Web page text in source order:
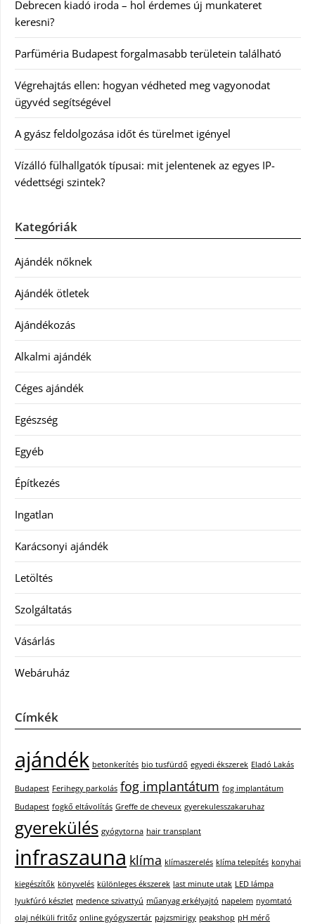
Debrecen kiadó iroda – hol érdemes új munkateret
keresni?
Parfüméria Budapest forgalmasabb területein található
Végrehajtás ellen: hogyan védheted meg vagyonodat
ügyvéd segítségével
A gyász feldolgozása időt és türelmet igényel
Vízálló fülhallgatók típusai: mit jelentenek az egyes IP-
védettségi szintek?
Kategóriák
Ajándék nőknek
Ajándék ötletek
Ajándékozás
Alkalmi ajándék
Céges ajándék
Egészség
Egyéb
Építkezés
Ingatlan
Karácsonyi ajándék
Letöltés
Szolgáltatás
Vásárlás
Webáruház
Címkék
ajándék betonkerítés bio tusfürdő egyedi ékszerek Eladó Lakás
Budapest Ferihegy parkolás fog implantátum fog implantátum
Budapest fogkő eltávolítás Greffe de cheveux gyerekulesszakaruhaz
gyerekülés gyógytorna hair transplant
infraszauna klíma klímaszerelés klíma telepítés konyhai
kiegészítők könyvelés különleges ékszerek last minute utak LED lámpa
lyukfúró készlet medence szivattyú műanyag erkélyajtó napelem nyomtató
olaj nélküli fritőz online gyógyszertár pajzsmirigy peakshop pH mérő